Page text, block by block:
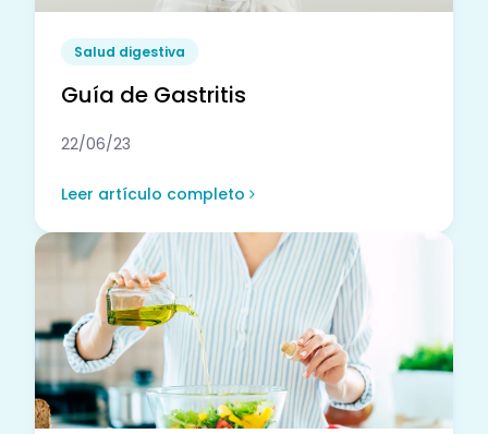
Salud digestiva
Guía de Gastritis
22/06/23
Leer artículo completo